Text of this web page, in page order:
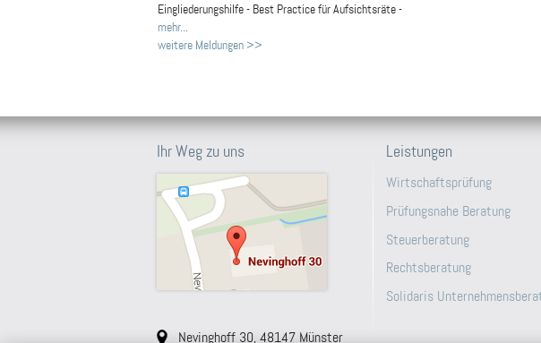
Eingliederungshilfe - Best Practice für Aufsichtsräte -
mehr...
weitere Meldungen
Ihr Weg zu uns
Nevinghoff 30, 48147 Münster
Leistungen
Wirtschaftsprüfung
Prüfungsnahe Beratung
Steuerberatung
Rechtsberatung
Solidaris